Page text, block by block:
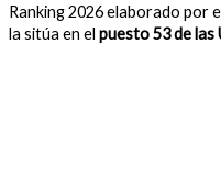
Ranking 2026 elaborado por
la sitúa en el puesto 53 de las